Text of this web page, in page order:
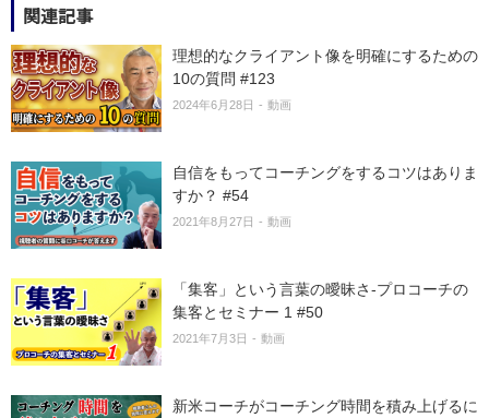
関連記事
理想的なクライアント像を明確にするための
10の質問 #123
2024年6月28日 動画
自信をもってコーチングをするコツはありま
すか？ #54
2021年8月27日 動画
「集客」という言葉の曖昧さ-プロコーチの
集客とセミナー 1 #50
2021年7月3日 動画
新米コーチがコーチング時間を積み上げるに